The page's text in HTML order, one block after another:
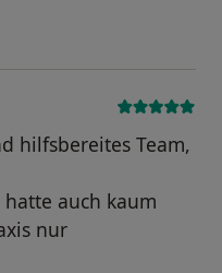
hilfsbereites Team,
auch kaum
nur